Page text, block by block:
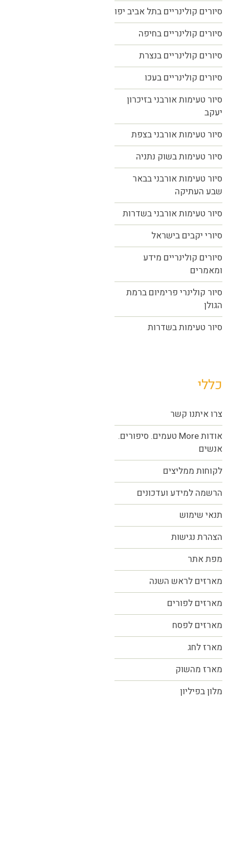
סיורים קולינריים בתל אביב יפו
סיורים קולינריים בחיפה
סיורים קולינריים בנצרת
סיורים קולינריים בעכו
סיור טעימות אורבני בזיכרון
יעקב
סיור טעימות אורבני בצפת
סיור טעימות בשוק נתניה
סיור טעימות אורבני בבאר
שבע העתיקה
סיור טעימות אורבני בשדרות
סיורי יקבים בישראל
סיורים קולינריים מידע
ומאמרים
סיור קולינרי פרימיום ברמת
הגולן
סיור טעימות בשדרות
כללי
צרו איתנו קשר
אודות More טעמים. סיפורים.
אנשים
לקוחות ממליצים
הרשמה למידע ועדכונים
תנאי שימוש
הצהרת נגישות
מפת אתר
מארזים לראש השנה
מארזים לפורים
מארזים לפסח
מארז לחג
מארז מהשוק
מלון בפיליון